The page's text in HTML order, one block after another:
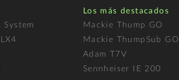
Los más destacados
Mackie Thump GO
Mackie ThumpSub GO
Adam T7V
Sennheiser IE 200